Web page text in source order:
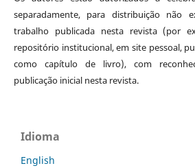
separadamente, para distribuição não
trabalho publicada nesta revista (por
repositório institucional, em site pessoal,
como capítulo de livro), com
publicação inicial nesta revista.
Idioma
English